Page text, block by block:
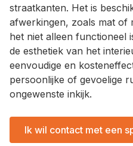
straatkanten. Het is
afwerkingen, zoals mat of
het niet alleen functioneel
de esthetiek van het
eenvoudige en
persoonlijke of gevoelige
ongewenste inkijk.
Ik wil contact met een